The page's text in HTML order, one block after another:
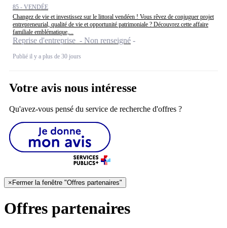
85 - VENDÉE
Changez de vie et investissez sur le littoral vendéen ! Vous rêvez de conjuguer projet
entrepreneurial, qualité de vie et opportunité patrimoniale ? Découvrez cette affaire
familiale emblématique,...
Reprise d'entreprise - Non renseigné
Publié il y a plus de 30 jours
Votre avis nous intéresse
Qu'avez-vous pensé du service de recherche d'offres ?
× Fermer la fenêtre "Offres partenaires"
Offres partenaires